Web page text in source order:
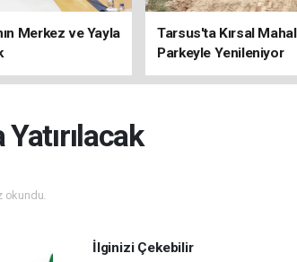
Merkez ve Yayla
Tarsus'ta Kırsal
Parkeyle Yenileniyor
okundu.
İlginizi Çekebilir